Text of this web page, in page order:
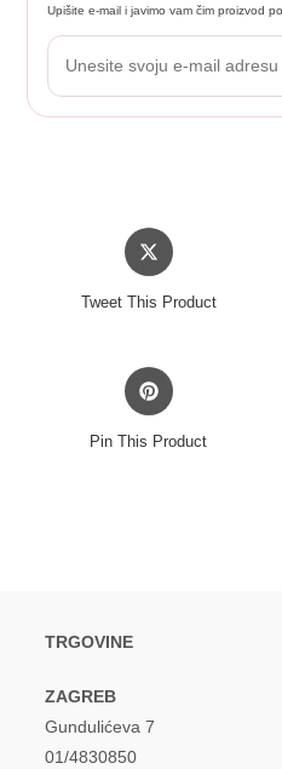
Upišite e-mail i javimo vam čim proizvod
Opens
in
Tweet This Product
Opens
in
Pin This Product
TRGOVINE
ZAGREB
Gundulićeva 7
01/4830850